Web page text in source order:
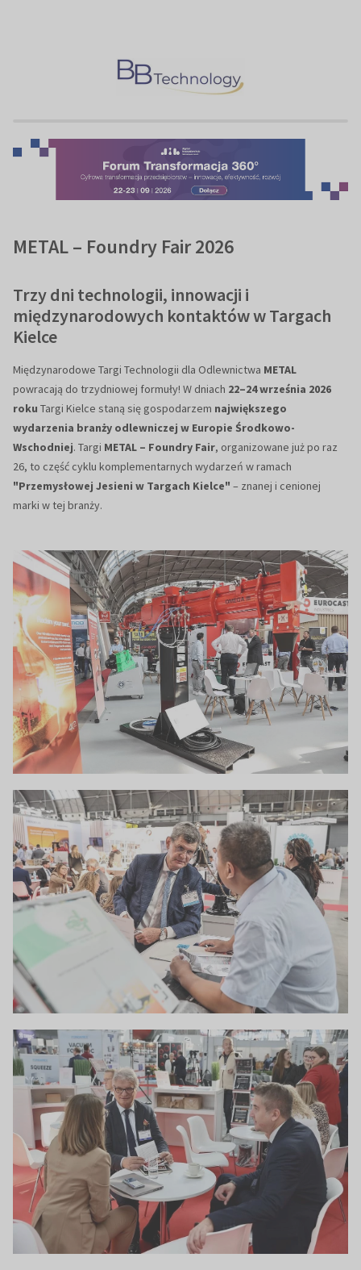
METAL – Foundry Fair 2026
Trzy dni technologii, innowacji i
międzynarodowych kontaktów w Targach
Kielce
Międzynarodowe Targi Technologii dla Odlewnictwa METAL
powracają do trzydniowej formuły! W dniach 22–24 września 2026
roku Targi Kielce staną się gospodarzem największego
wydarzenia branży odlewniczej w Europie Środkowo-
Wschodniej. Targi METAL – Foundry Fair, organizowane już po raz
26, to część cyklu komplementarnych wydarzeń w ramach
"Przemysłowej Jesieni w Targach Kielce" – znanej i cenionej
marki w tej branży.